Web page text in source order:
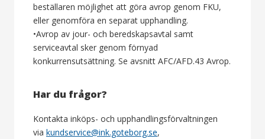
beställaren möjlighet att göra avrop genom FKU,
eller genomföra en separat upphandling.
•Avrop av jour- och beredskapsavtal samt
serviceavtal sker genom förnyad
konkurrensutsättning. Se avsnitt AFC/AFD.43 Avrop.
Har du frågor?
Kontakta inköps- och upphandlingsförvaltningen
via kundservice@ink.goteborg.se,